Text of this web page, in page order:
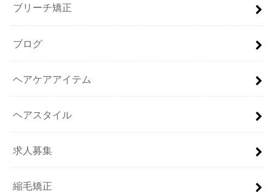
ブリーチ矯正
ブログ
ヘアケアアイテム
ヘアスタイル
求人募集
縮毛矯正